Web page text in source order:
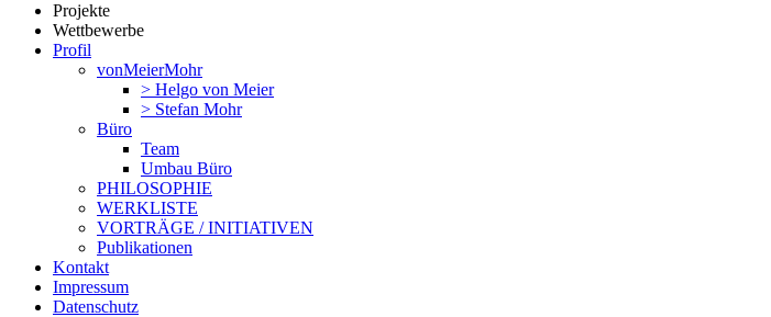
Projekte
Wettbewerbe
Profil
vonMeierMohr
> Helgo von Meier
> Stefan Mohr
Büro
Team
Umbau Büro
PHILOSOPHIE
WERKLISTE
VORTRÄGE / INITIATIVEN
Publikationen
Kontakt
Impressum
Datenschutz